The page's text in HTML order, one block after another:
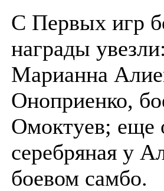
С Первых игр
награды
Марианна
Оноприенко,
Омоктуев; еще
серебряная у
боевом самбо.